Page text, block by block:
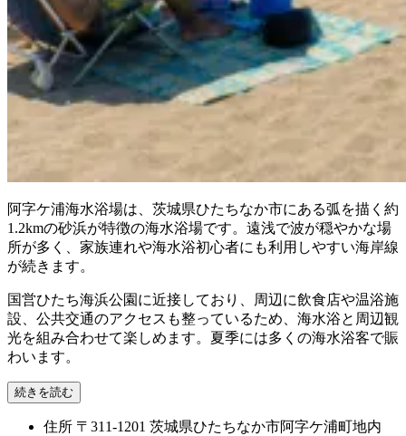
阿字ケ浦海水浴場は、茨城県ひたちなか市にある弧を描く約
1.2kmの砂浜が特徴の海水浴場です。遠浅で波が穏やかな場
所が多く、家族連れや海水浴初心者にも利用しやすい海岸線
が続きます。
国営ひたち海浜公園に近接しており、周辺に飲食店や温浴施
設、公共交通のアクセスも整っているため、海水浴と周辺観
光を組み合わせて楽しめます。夏季には多くの海水浴客で賑
わいます。
続きを読む
住所 〒311-1201 茨城県ひたちなか市阿字ケ浦町地内